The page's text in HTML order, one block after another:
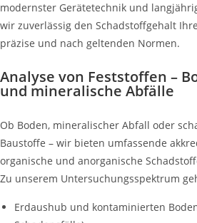
modernster Gerätetechnik und
wir zuverlässig den Schadstoffgehalt
präzise und nach geltenden Normen.
Analyse von Feststoffen –
und mineralische Abfälle
Ob Boden, mineralischer Abfall oder
Baustoffe – wir bieten umfassende
organische und anorganische
Zu unserem Untersuchungsspektrum
Erdaushub und kontaminierten